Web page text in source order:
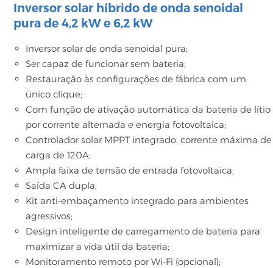
Inversor solar híbrido de onda senoidal
pura de 4,2 kW e 6,2 kW
Inversor solar de onda senoidal pura;
Ser capaz de funcionar sem bateria;
Restauração às configurações de fábrica com um
único clique;
Com função de ativação automática da bateria de lítio
por corrente alternada e energia fotovoltaica;
Controlador solar MPPT integrado, corrente máxima de
carga de 120A;
Ampla faixa de tensão de entrada fotovoltaica;
Saída CA dupla;
Kit anti-embaçamento integrado para ambientes
agressivos;
Design inteligente de carregamento de bateria para
maximizar a vida útil da bateria;
Monitoramento remoto por Wi-Fi (opcional);